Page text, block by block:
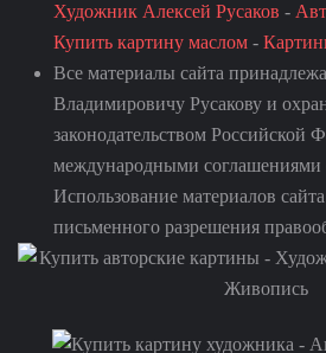
Художник Алексей Русаков -
Купить картину маслом -
Все материалы сайта
Владимировичу Русакову и
законодательством Российской
международными соглашениями
Использование материалов
письменного разрешения